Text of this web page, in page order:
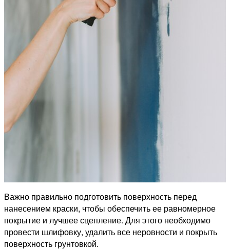
Важно правильно подготовить поверхность перед
нанесением краски, чтобы обеспечить ее равномерное
покрытие и лучшее сцепление. Для этого необходимо
провести шлифовку, удалить все неровности и покрыть
поверхность грунтовкой.